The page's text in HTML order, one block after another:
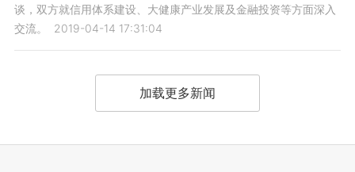
谈，双方就信用体系建设、大健康产业发展及金融投资等方面深入
交流。
2019-04-14 17:31:04
加载更多新闻